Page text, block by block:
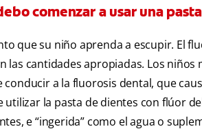
comenzar a usar una
que su niño aprenda a escupir. El
las cantidades apropiadas. Los
conducir a la fluorosis dental, que
la pasta de dientes con flúor
e “ingerida” como el agua o